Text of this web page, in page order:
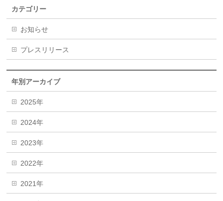
カテゴリー
お知らせ
プレスリリース
年別アーカイブ
2025年
2024年
2023年
2022年
2021年